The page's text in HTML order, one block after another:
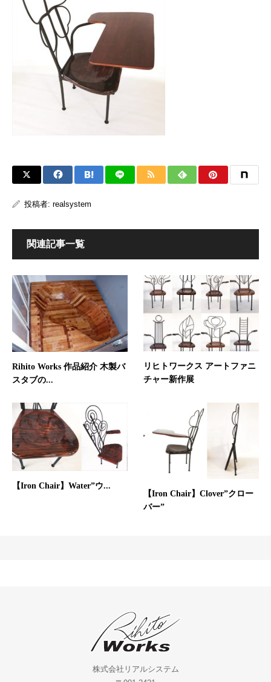
投稿者: realsystem
関連記事一覧
Rihito Works 作品紹介 木製バ
スタブの...
リヒトワークス アートファニ
チャー新作展
【Iron Chair】Water”ウ...
【Iron Chair】Clover”クロー
バー”
株式会社リアルシステム